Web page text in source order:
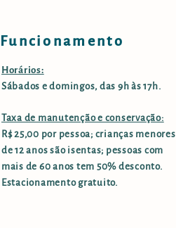
Funcionamento
Horários:
Sábados e domingos, das 9h às 17h.
Taxa de manutenção e conservação:
R$ 25,00 por pessoa; crianças menores
de 12 anos são isentas; pessoas com
mais de 60 anos tem 50% desconto.
Estacionamento gratuito.